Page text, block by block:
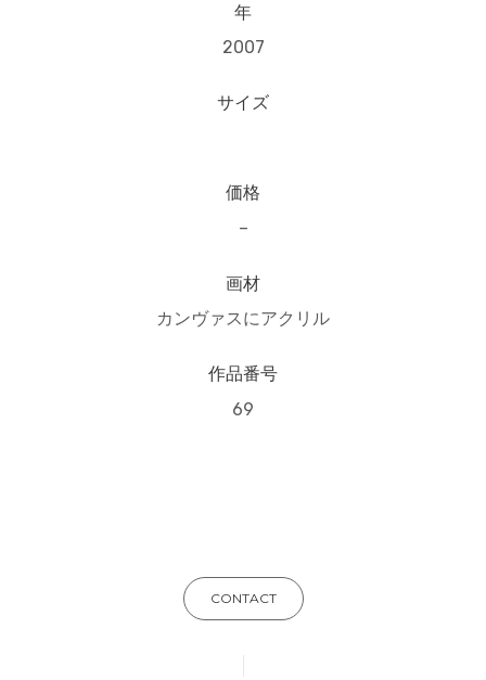
年
2007
サイズ
価格
–
画材
カンヴァスにアクリル
作品番号
69
CONTACT